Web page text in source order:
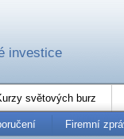
investice
světových burz
Firemní